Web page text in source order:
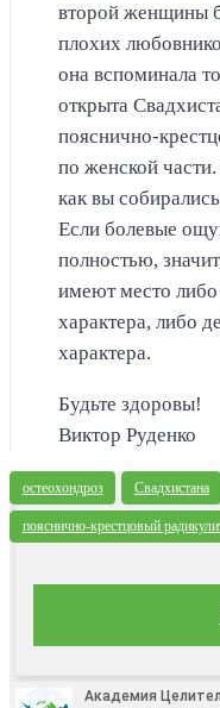
второй женщины
плохих
она вспоминала
открыта
пояснично-
по женской части.
как вы
Если болевые
полностью,
имеют место
характера, либо
характера.
Будьте здоровы!
Виктор Руденко
остеохондроз Свадхистана
пояснично-крестцовый